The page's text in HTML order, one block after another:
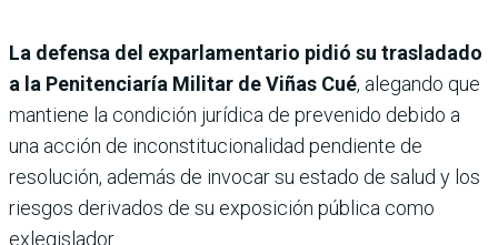
La defensa del exparlamentario pidió su trasladado
a la Penitenciaría Militar de Viñas Cué, alegando que
mantiene la condición jurídica de prevenido debido a
una acción de inconstitucionalidad pendiente de
resolución, además de invocar su estado de salud y los
riesgos derivados de su exposición pública como
exlegislador.